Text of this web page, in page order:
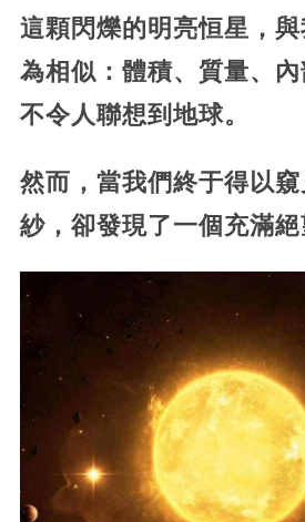
這顆閃爍的明亮恒星，
為相似：體積、質量、
不令人聯想到地球。
然而，當我們終于得以
紗，卻發現了一個充滿絕